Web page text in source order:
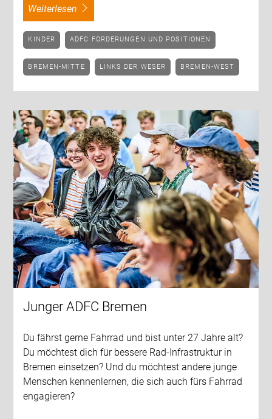
weiterlesen
KINDER ADFC FORDERUNGEN UND POSITIONEN
BREMEN-MITTE LINKS DER WESER BREMEN-WEST
Junger ADFC Bremen
Du fährst gerne Fahrrad und bist unter 27 Jahre alt?
Du möchtest dich für bessere Rad-Infrastruktur in
Bremen einsetzen? Und du möchtest andere junge
Menschen kennenlernen, die sich auch fürs Fahrrad
engagieren?